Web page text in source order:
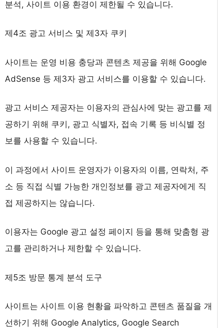
분석, 사이트 이용 환경이 제한될 수 있습니다.
제4조 광고 서비스 및 제3자 쿠키
사이트는 운영 비용 충당과 콘텐츠 제공을 위해 Google
AdSense 등 제3자 광고 서비스를 이용할 수 있습니다.
광고 서비스 제공자는 이용자의 관심사에 맞는 광고를 제
공하기 위해 쿠키, 광고 식별자, 접속 기록 등 비식별 정
보를 사용할 수 있습니다.
이 과정에서 사이트 운영자가 이용자의 이름, 연락처, 주
소 등 직접 식별 가능한 개인정보를 광고 제공자에게 직
접 제공하지는 않습니다.
이용자는 Google 광고 설정 페이지 등을 통해 맞춤형 광
고를 관리하거나 제한할 수 있습니다.
제5조 방문 통계 분석 도구
사이트는 사이트 이용 현황을 파악하고 콘텐츠 품질을 개
선하기 위해 Google Analytics, Google Search